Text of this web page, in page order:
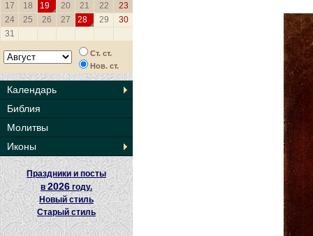
17
18 19 20 21 22
23
24
25 26 27 28 29
30
31
Ст. ст.
Нов. ст.
Календарь
Библия
Молитвы
Иконы
Праздники и посты
в2026 году.
Новый стиль
Старый стиль